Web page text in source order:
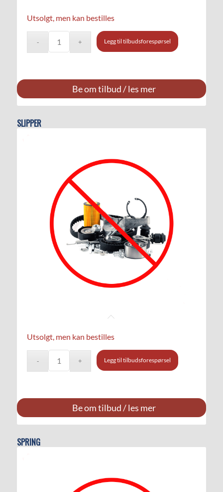
Utsolgt, men kan bestilles
Legg til tilbudsforespørsel
Be om tilbud / les mer
SLIPPER
Utsolgt, men kan bestilles
Legg til tilbudsforespørsel
Be om tilbud / les mer
SPRING